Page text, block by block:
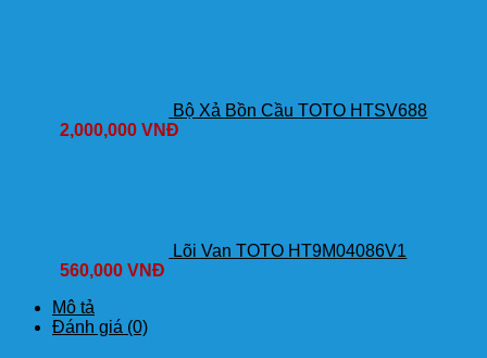
Bộ Xả Bồn Cầu TOTO HTSV688
2,000,000VNĐ
Lõi Van TOTO HT9M04086V1
560,000VNĐ
Mô tả
Đánh giá (0)